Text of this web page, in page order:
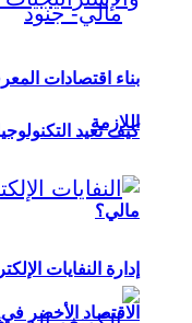
كيف تعيد
مالي؟
بناء اقتصادات
اللازمة
إدارة النفايات
الاقتصاد الأخضر في